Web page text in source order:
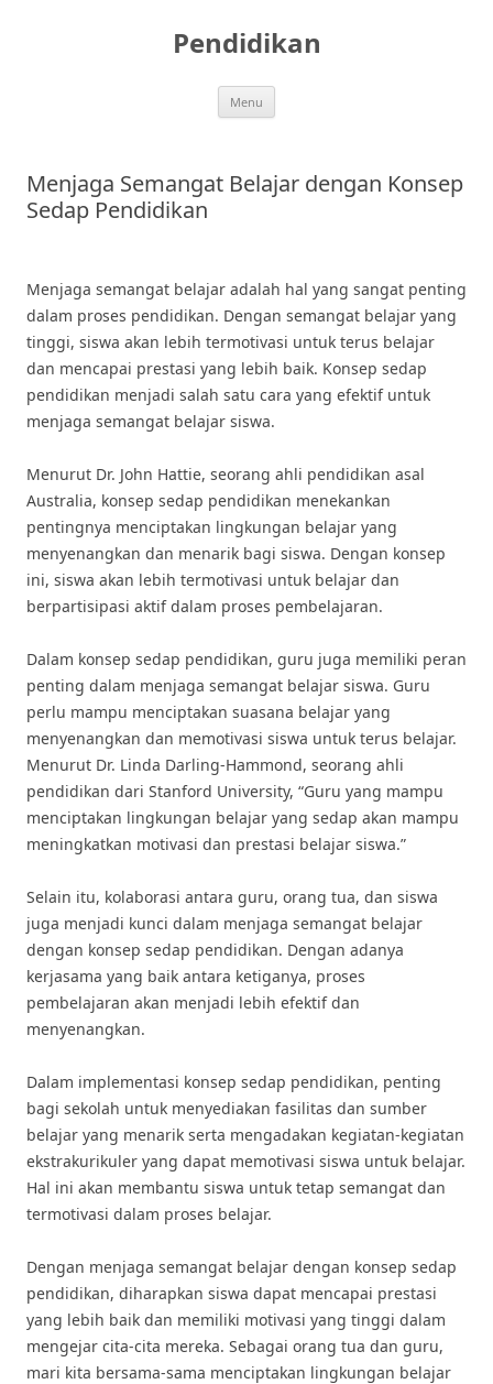
Pendidikan
Menu
Menjaga Semangat Belajar dengan Konsep
Sedap Pendidikan
Menjaga semangat belajar adalah hal yang sangat penting
dalam proses pendidikan. Dengan semangat belajar yang
tinggi, siswa akan lebih termotivasi untuk terus belajar
dan mencapai prestasi yang lebih baik. Konsep sedap
pendidikan menjadi salah satu cara yang efektif untuk
menjaga semangat belajar siswa.
Menurut Dr. John Hattie, seorang ahli pendidikan asal
Australia, konsep sedap pendidikan menekankan
pentingnya menciptakan lingkungan belajar yang
menyenangkan dan menarik bagi siswa. Dengan konsep
ini, siswa akan lebih termotivasi untuk belajar dan
berpartisipasi aktif dalam proses pembelajaran.
Dalam konsep sedap pendidikan, guru juga memiliki peran
penting dalam menjaga semangat belajar siswa. Guru
perlu mampu menciptakan suasana belajar yang
menyenangkan dan memotivasi siswa untuk terus belajar.
Menurut Dr. Linda Darling-Hammond, seorang ahli
pendidikan dari Stanford University, “Guru yang mampu
menciptakan lingkungan belajar yang sedap akan mampu
meningkatkan motivasi dan prestasi belajar siswa.”
Selain itu, kolaborasi antara guru, orang tua, dan siswa
juga menjadi kunci dalam menjaga semangat belajar
dengan konsep sedap pendidikan. Dengan adanya
kerjasama yang baik antara ketiganya, proses
pembelajaran akan menjadi lebih efektif dan
menyenangkan.
Dalam implementasi konsep sedap pendidikan, penting
bagi sekolah untuk menyediakan fasilitas dan sumber
belajar yang menarik serta mengadakan kegiatan-kegiatan
ekstrakurikuler yang dapat memotivasi siswa untuk belajar.
Hal ini akan membantu siswa untuk tetap semangat dan
termotivasi dalam proses belajar.
Dengan menjaga semangat belajar dengan konsep sedap
pendidikan, diharapkan siswa dapat mencapai prestasi
yang lebih baik dan memiliki motivasi yang tinggi dalam
mengejar cita-cita mereka. Sebagai orang tua dan guru,
mari kita bersama-sama menciptakan lingkungan belajar